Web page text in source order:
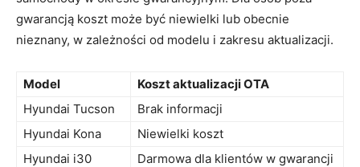
gwarancją koszt może być niewielki lub obecnie
nieznany, w zależności od modelu i zakresu aktualizacji.
Model
Koszt aktualizacji OTA
Hyundai Tucson
Brak informacji
Hyundai ⁤Kona
Niewielki koszt
Hyundai ⁣i30
Darmowa dla⁢ klientów w gwarancji